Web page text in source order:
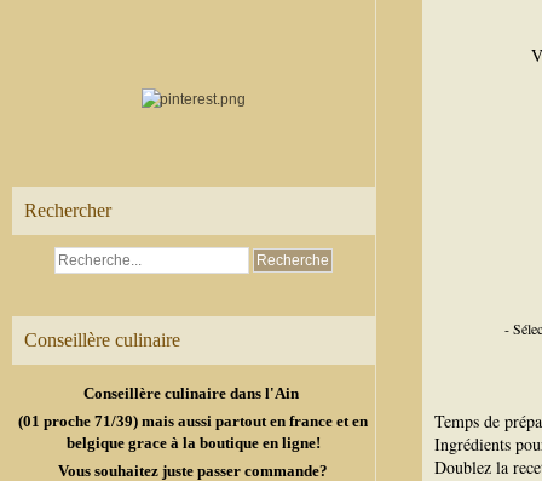
Rechercher
Conseillère culinaire
Conseillère culinaire dans l'Ain
(01 proche 71/39) mais aussi partout en france et en
belgique grace à la boutique en ligne!
Vous souhaitez juste passer commande?
-
Temps de
Ingrédients
Doublez la